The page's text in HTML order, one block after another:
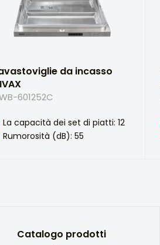
da incasso
601252C
La capacità dei set di piatti: 12
Rumorosità (dB): 55
Catalogo prodotti